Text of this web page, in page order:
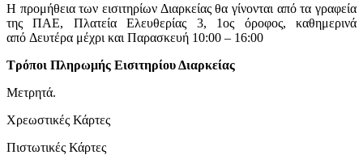
Η προμήθεια των εισιτηρίων Διαρκείας θα γίνονται από τα γραφεία
της ΠΑΕ, Πλατεία Ελευθερίας 3, 1ος όροφος, καθημερινά
από Δευτέρα μέχρι και Παρασκευή 10:00 – 16:00
Τρόποι Πληρωμής Εισιτηρίου Διαρκείας
Μετρητά.
Χρεωστικές Κάρτες
Πιστωτικές Κάρτες